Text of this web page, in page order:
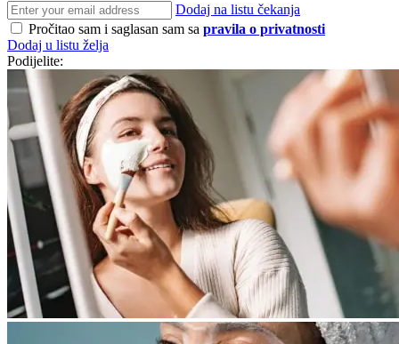
Dodaj na listu čekanja
Pročitao sam i saglasan sam sa pravila o privatnosti
Dodaj u listu želja
Podijelite: